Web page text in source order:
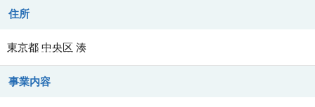
住所
東京都 中央区 湊
事業内容